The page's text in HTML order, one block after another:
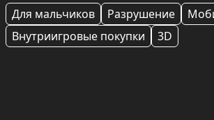
Для мальчиков
Разрушение
Внутриигровые покупки
3D